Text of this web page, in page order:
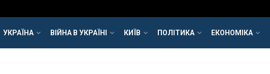
УКРАЇНА ВІЙНА В УКРАЇНІ КИЇВ ПОЛІТИКА ЕКОНОМІКА